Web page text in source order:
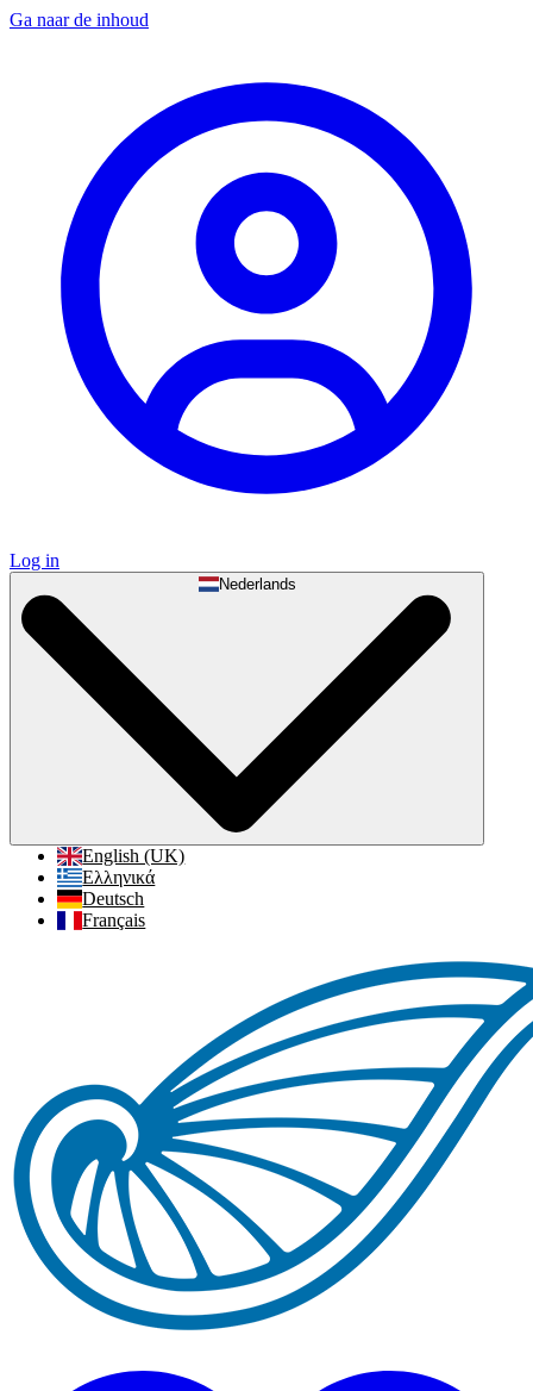
Ga naar de inhoud
Log in
Nederlands
English (UK)
Ελληνικά
Deutsch
Français